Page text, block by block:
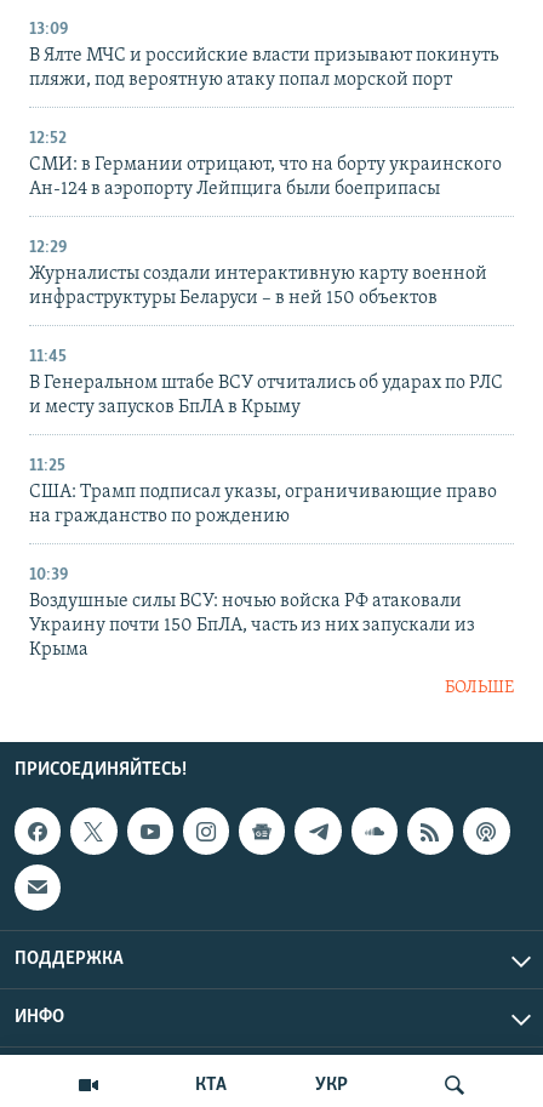
КТА УКР
13:09
В Ялте МЧС и российские власти призывают покинуть
пляжи, под вероятную атаку попал морской порт
12:52
СМИ: в Германии отрицают, что на борту украинского
Ан-124 в аэропорту Лейпцига были боеприпасы
12:29
Журналисты создали интерактивную карту военной
инфраструктуры Беларуси – в ней 150 объектов
11:45
В Генеральном штабе ВСУ отчитались об ударах по РЛС
и месту запусков БпЛА в Крыму
11:25
США: Трамп подписал указы, ограничивающие право
на гражданство по рождению
10:39
Воздушные силы ВСУ: ночью войска РФ атаковали
Украину почти 150 БпЛА, часть из них запускали из
Крыма
БОЛЬШЕ
ПРИСОЕДИНЯЙТЕСЬ!
ПОДДЕРЖКА
ИНФО
Copyright Крым.Реалии, 2026 | Все права защищены.
UTC+3